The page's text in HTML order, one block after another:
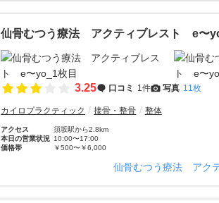
仙骨むつう療法 アクティブレスト e〜
3.25 口コミ 1件 写真 11枚
カイロプラクティック 接骨・整骨 整体
アクセス
須坂駅から2.8km
本日の営業状況 10:00〜17:00
価格帯
￥500〜￥6,000
仙骨むつう療法 アク